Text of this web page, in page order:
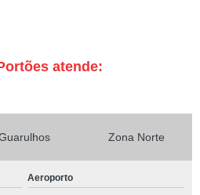
atende:
Zona Norte
Aeroporto